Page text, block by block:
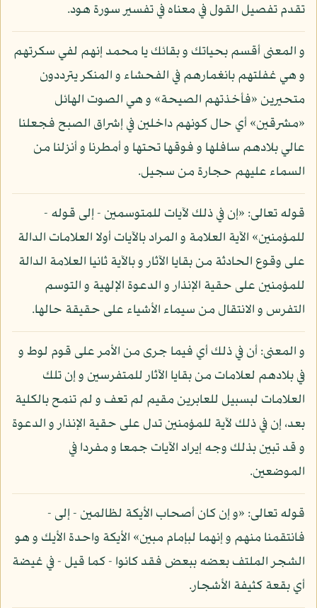
تقدم تفصيل القول في معناه في تفسير سورة هود.
و المعنى أقسم بحياتك و بقائك يا محمد إنهم لفي سكرتهم
و هي غفلتهم بانغمارهم في الفحشاء و المنكر يترددون
متحيرين «فأخذتهم الصيحة» و هي الصوت الهائل
«مشرقين» أي حال كونهم داخلين في إشراق الصبح فجعلنا
عالي بلادهم سافلها و فوقها تحتها و أمطرنا و أنزلنا من
السماء عليهم حجارة من سجيل.
قوله تعالى: «إن في ذلك لآيات للمتوسمين - إلى قوله -
للمؤمنين» الآية العلامة و المراد بالآيات أولا العلامات الدالة
على وقوع الحادثة من بقايا الآثار و بالآية ثانيا العلامة الدالة
للمؤمنين على حقية الإنذار و الدعوة الإلهية و التوسم
التفرس و الانتقال من سيماء الأشياء على حقيقة حالها.
و المعنى: أن في ذلك أي فيما جرى من الأمر على قوم لوط و
في بلادهم لعلامات من بقايا الآثار للمتفرسين و إن تلك
العلامات لبسبيل للعابرين مقيم لم تعف و لم تنمح بالكلية
بعد، إن في ذلك لآية للمؤمنين تدل على حقية الإنذار و الدعوة
و قد تبين بذلك وجه إيراد الآيات جمعا و مفردا في
الموضعين.
قوله تعالى: «و إن كان أصحاب الأيكة لظالمين - إلى -
فانتقمنا منهم و إنهما لبإمام مبين» الأيكة واحدة الأيك و هو
الشجر الملتف بعضه ببعض فقد كانوا - كما قيل - في غيضة
أي بقعة كثيفة الأشجار.